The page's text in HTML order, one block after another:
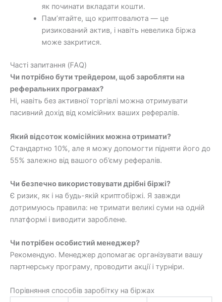
як починати вкладати кошти.
Пам’ятайте, що криптовалюта — це
ризикований актив, і навіть невелика біржа
може закритися.
Часті запитання (FAQ)
Чи потрібно бути трейдером, щоб заробляти на
реферальних програмах?
Ні, навіть без активної торгівлі можна отримувати
пасивний дохід від комісійних ваших рефералів.
Який відсоток комісійних можна отримати?
Стандартно 10%, але я можу допомогти підняти його до
55% залежно від вашого об’єму рефералів.
Чи безпечно використовувати дрібні біржі?
Є ризик, як і на будь-якій криптобіржі. Я завжди
дотримуюсь правила: не тримати великі суми на одній
платформі і виводити зароблене.
Чи потрібен особистий менеджер?
Рекомендую. Менеджер допомагає організувати вашу
партнерську програму, проводити акції і турніри.
Порівняння способів заробітку на біржах